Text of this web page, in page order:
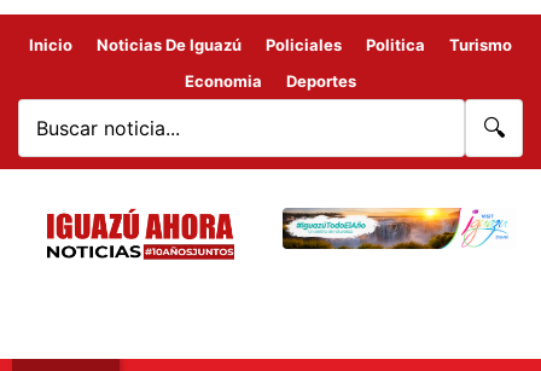
Inicio Noticias De Iguazú Policiales Politica
Turismo
Economia
Deportes
🔍